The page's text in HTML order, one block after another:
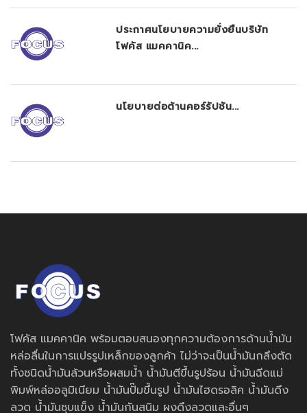
ประกาศนโยบายความยั่งยืนบริษัท
โฟคัส แมคคานิค...
นโยบายต่อต้านคอร์รัปชัน...
โฟคัส แมคคานิค พร้อมตอบสนองทุกความต้องการด้านน้ำมัน
หล่อลื่นในการแปรรูปเหล็กของลูกค้า ไม่ว่าจะเป็นน้ำมันกลึงตัด
ทั้งชนิดน้ำมันล้วนหรือผสมน้ำ น้ำมันตีขึ้นรูปร้อน น้ำมันฉีดแม่
พิมพ์หล่ออลูมิเนียม น้ำมันปั๊มขึ้นรูป น้ำมันไฮดรอลิค น้ำมันดึง
ลวด น้ำมันชุบแข็ง น้ำมันกันสนิม ผงดึงลวดและอื่นๆ